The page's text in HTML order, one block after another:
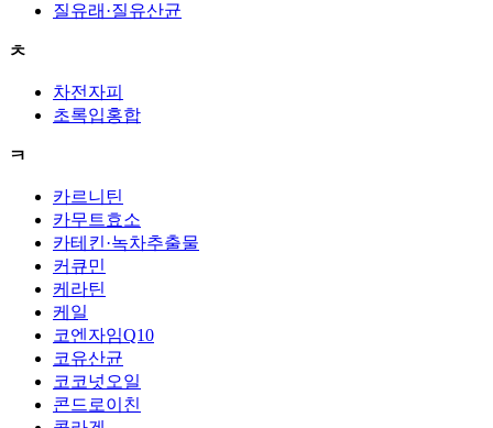
질유래·질유산균
ㅊ
차전자피
초록입홍합
ㅋ
카르니틴
카무트효소
카테킨·녹차추출물
커큐민
케라틴
케일
코엔자임Q10
코유산균
코코넛오일
콘드로이친